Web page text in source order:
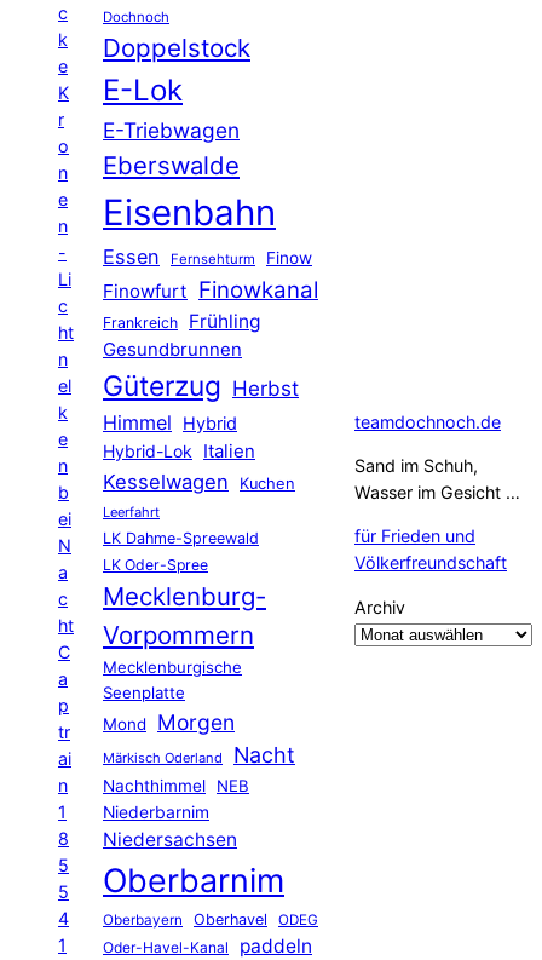
c
k
e
K
r
o
n
e
n
-
Li
c
ht
n
el
k
e
n
b
ei
N
a
c
ht
C
a
p
tr
ai
n
1
8
5
5
4
1
Dochnoch
Doppelstock
E-Lok
E-Triebwagen
Eberswalde
Eisenbahn
Essen Fernsehturm Finow
Finowfurt Finowkanal
Frankreich Frühling
Gesundbrunnen
Güterzug Herbst
Himmel
Hybrid
Hybrid-Lok Italien
Kesselwagen Kuchen
Leerfahrt
LK Dahme-Spreewald
LK Oder-Spree
Mecklenburg-
Vorpommern
Mecklenburgische
Seenplatte
Mond
Morgen
Märkisch Oderland Nacht
Nachthimmel
NEB
Niederbarnim
Niedersachsen
Oberbarnim
Oberbayern Oberhavel ODEG
Oder-Havel-Kanal paddeln
teamdochnoch.de
Sand im Schuh,
Wasser im Gesicht …
für Frieden und
Völkerfreundschaft
Archiv